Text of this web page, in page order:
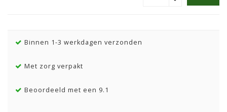
Binnen 1-3 werkdagen verzonden
Met zorg verpakt
Beoordeeld met een 9.1